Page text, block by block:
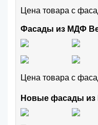
Цена товара с
Фасады из МДФ
Цена товара с
Новые фасады